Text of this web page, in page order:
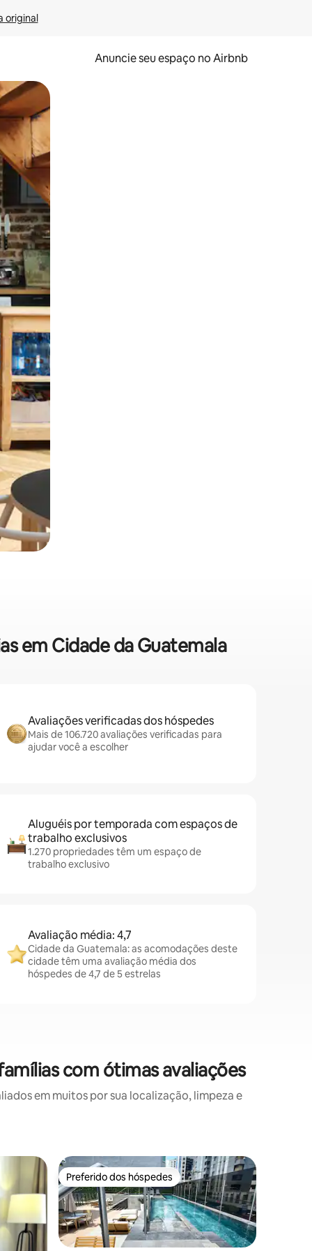
original
Anuncie seu espaço no Airbnb
o dedo na tela.
em Cidade da Guatemala
Avaliações verificadas dos hóspedes
Mais de 106.720 avaliações verificadas para
ajudar você a escolher
Aluguéis por temporada com espaços de
trabalho exclusivos
1.270 propriedades têm um espaço de
trabalho exclusivo
Avaliação média: 4,7
Cidade da Guatemala: as acomodações deste
cidade têm uma avaliação média dos
hóspedes de 4,7 de 5 estrelas
com ótimas avaliações
em muitos por sua localização, limpeza e
hóspedes Preferido dos hóspedes
Preferido dos hóspedes